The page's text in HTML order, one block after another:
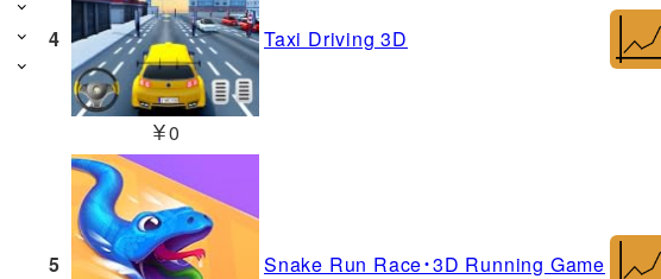
4
￥0
Taxi Driving 3D
5 Snake Run Race・3D Running Game